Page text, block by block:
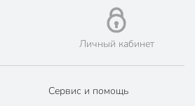
Личный кабинет
Сервис и помощь